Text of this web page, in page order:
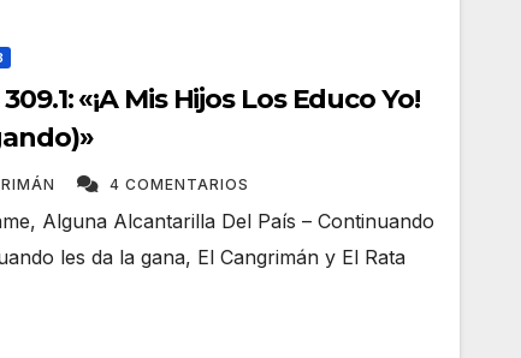
«¡A Mis Hijos Los Educo Yo!
4 COMENTARIOS
Alguna Alcantarilla Del País – Continuando
les da la gana, El Cangrimán y El Rata